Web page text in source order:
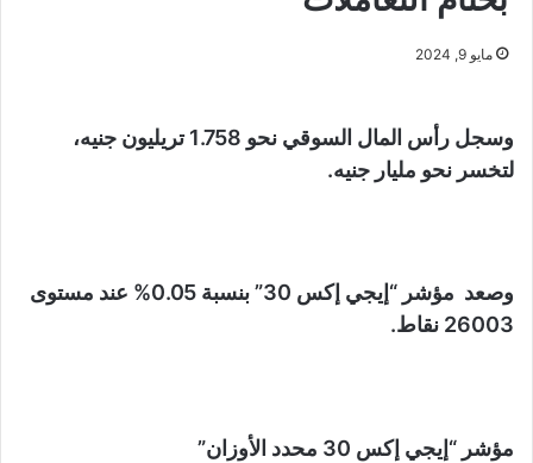
مايو 9, 2024
وسجل رأس المال السوقي نحو 1.758 تريليون جنيه،
لتخسر نحو مليار جنيه.
وصعد مؤشر “إيجي إكس 30” بنسبة 0.05% عند مستوى
26003 نقاط.
مؤشر “إيجي إكس 30 محدد الأوزان”